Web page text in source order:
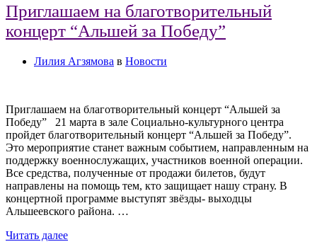
Приглашаем на благотворительный
концерт “Альшей за Победу”
Лилия Агзямова в Новости
Приглашаем на благотворительный концерт “Альшей за
Победу” 21 марта в зале Социально-культурного центра
пройдет благотворительный концерт “Альшей за Победу”.
Это мероприятие станет важным событием, направленным на
поддержку военнослужащих, участников военной операции.
Все средства, полученные от продажи билетов, будут
направлены на помощь тем, кто защищает нашу страну. В
концертной программе выступят звёзды- выходцы
Альшеевского района. …
Читать далее